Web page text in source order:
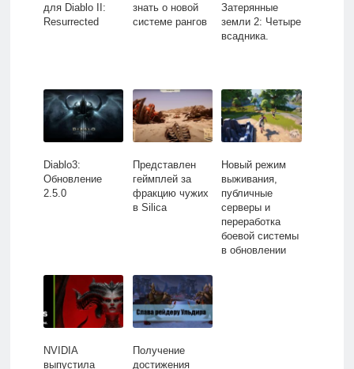
для Diablo II:
Resurrected
знать о новой
системе рангов
Затерянные
земли 2: Четыре
всадника.
Diablo3:
Обновление
2.5.0
Представлен
геймплей за
фракцию чужих
в Silica
Новый режим
выживания,
публичные
серверы и
переработка
боевой системы
в обновлении
NVIDIA
выпустила
Получение
достижения